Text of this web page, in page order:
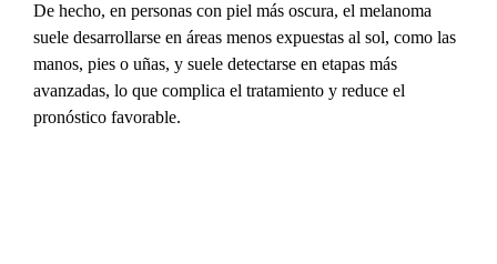
De hecho, en personas con piel más oscura, el melanoma
suele desarrollarse en áreas menos expuestas al sol, como las
manos, pies o uñas, y suele detectarse en etapas más
avanzadas, lo que complica el tratamiento y reduce el
pronóstico favorable.